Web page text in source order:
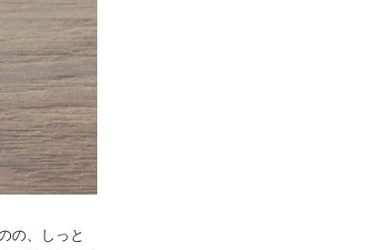
の、しっと